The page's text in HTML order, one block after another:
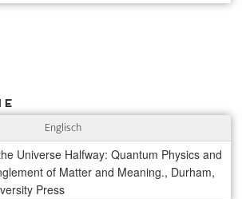
Englisch
Universe Halfway: Quantum Physics and
of Matter and Meaning., Durham,
Press